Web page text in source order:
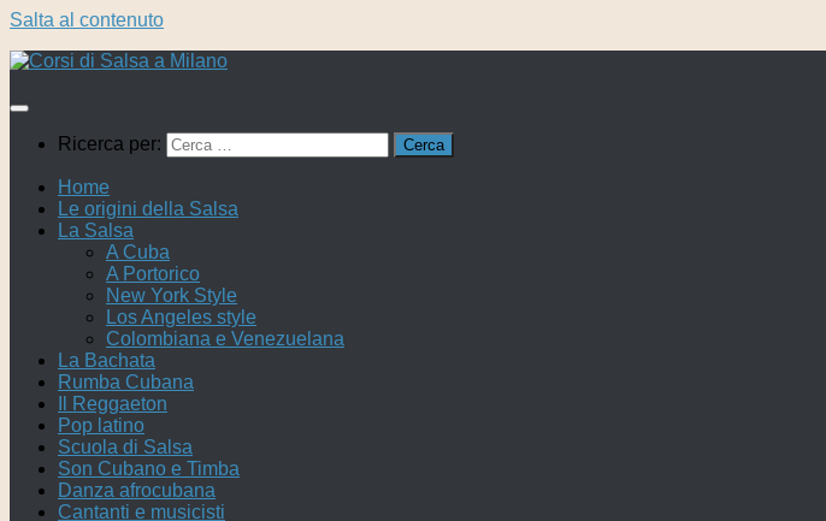
Salta al contenuto
Ricerca per:
Home
Le origini della Salsa
La Salsa
A Cuba
A Portorico
New York Style
Los Angeles style
Colombiana e Venezuelana
La Bachata
Rumba Cubana
Il Reggaeton
Pop latino
Scuola di Salsa
Son Cubano e Timba
Danza afrocubana
Cantanti e musicisti